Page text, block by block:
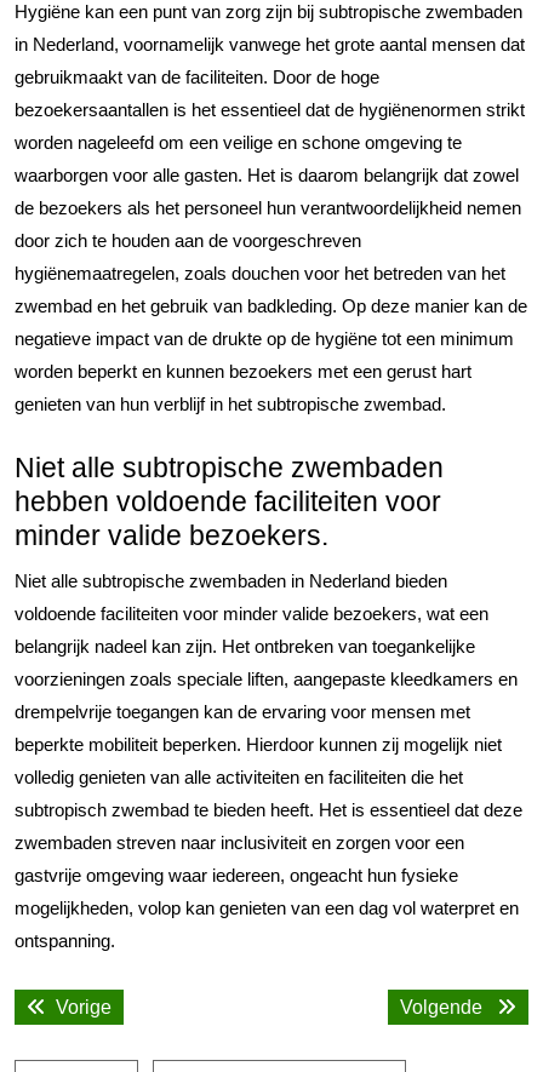
Hygiëne kan een punt van zorg zijn bij subtropische zwembaden
in Nederland, voornamelijk vanwege het grote aantal mensen dat
gebruikmaakt van de faciliteiten. Door de hoge
bezoekersaantallen is het essentieel dat de hygiënenormen strikt
worden nageleefd om een veilige en schone omgeving te
waarborgen voor alle gasten. Het is daarom belangrijk dat zowel
de bezoekers als het personeel hun verantwoordelijkheid nemen
door zich te houden aan de voorgeschreven
hygiënemaatregelen, zoals douchen voor het betreden van het
zwembad en het gebruik van badkleding. Op deze manier kan de
negatieve impact van de drukte op de hygiëne tot een minimum
worden beperkt en kunnen bezoekers met een gerust hart
genieten van hun verblijf in het subtropische zwembad.
Niet alle subtropische zwembaden
hebben voldoende faciliteiten voor
minder valide bezoekers.
Niet alle subtropische zwembaden in Nederland bieden
voldoende faciliteiten voor minder valide bezoekers, wat een
belangrijk nadeel kan zijn. Het ontbreken van toegankelijke
voorzieningen zoals speciale liften, aangepaste kleedkamers en
drempelvrije toegangen kan de ervaring voor mensen met
beperkte mobiliteit beperken. Hierdoor kunnen zij mogelijk niet
volledig genieten van alle activiteiten en faciliteiten die het
subtropisch zwembad te bieden heeft. Het is essentieel dat deze
zwembaden streven naar inclusiviteit en zorgen voor een
gastvrije omgeving waar iedereen, ongeacht hun fysieke
mogelijkheden, volop kan genieten van een dag vol waterpret en
ontspanning.
Bericht
navigatie
VorigeVorige
Volgende